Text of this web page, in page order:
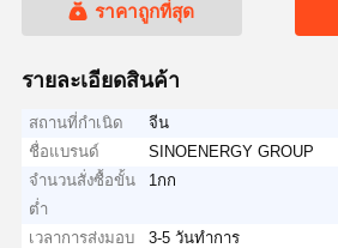
ราคาถูกที่สุด
รายละเอียดสินค้า
สถานที่กำเนิด
จีน
ชื่อแบรนด์
SINOENERGY GROUP
จำนวนสั่งซื้อขั้น
ต่ำ
1กก
เวลาการส่งมอบ
3-5 วันทำการ